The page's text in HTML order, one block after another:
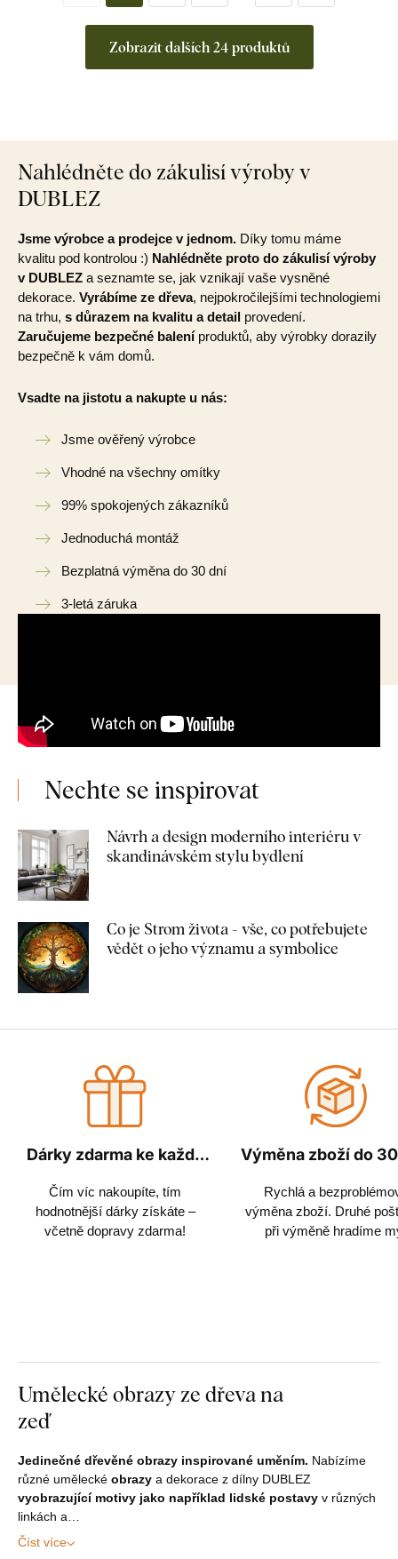
Zobrazit dalších 24 produktů
Nahlédněte do zákulisí výroby v
DUBLEZ
Jsme výrobce a prodejce v jednom. Díky tomu máme
kvalitu pod kontrolou :) Nahlédněte proto do zákulisí výroby
v DUBLEZ a seznamte se, jak vznikají vaše vysněné
dekorace. Vyrábíme ze dřeva, nejpokročilejšími technologiemi
na trhu, s důrazem na kvalitu a detail provedení.
Zaručujeme bezpečné baleníproduktů, aby výrobky dorazily
bezpečně k vám domů.
Vsadte na jistotu a nakupte u nás:
Jsme ověřený výrobce
Vhodné na všechny omítky
99% spokojených zákazníků
Jednoduchá montáž
Bezplatná výměna do 30 dní
3-letá záruka
Nechte se inspirovat
Návrh a design moderního interiéru v
skandinávském stylu bydlení
Co je Strom života - vše, co potřebujete
vědět o jeho významu a symbolice
Dárky zdarma ke každé
Čím víc nakoupíte, tím
hodnotnější dárky získáte –
včetně dopravy zdarma!
Výměna zboží do
Rychlá a
výměna zboží. Druhé
při výměně hradíme
Umělecké obrazy ze dřeva na
zeď
Jedinečné dřevěné obrazy inspirované uměním. Nabízíme
různé umělecké obrazy a dekorace z dílny DUBLEZ
vyobrazující motivy jako například lidské postavy v různých
linkách a…
Číst více